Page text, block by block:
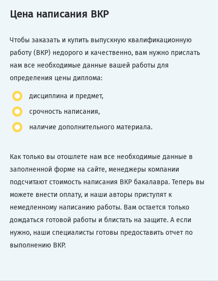
Цена написания ВКР
Чтобы заказать и купить выпускную квалификационную
работу (ВКР) недорого и качественно, вам нужно прислать
нам все необходимые данные вашей работы для
определения цены диплома:
дисциплина и предмет,
срочность написания,
наличие дополнительного материала.
Как только вы отошлете нам все необходимые данные в
заполненной форме на сайте, менеджеры компании
подсчитают стоимость написания ВКР бакалавра. Теперь вы
можете внести оплату, и наши авторы приступят к
немедленному написанию работы. Вам остается только
дождаться готовой работы и блистать на защите. А если
нужно, наши специалисты готовы предоставить отчет по
выполнению ВКР.